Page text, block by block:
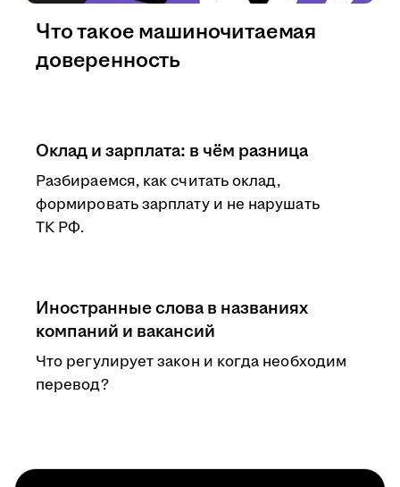
Оклад и зарплата: в чём разница
Разбираемся, как считать оклад,
формировать зарплату и не нарушать
ТК РФ.
Иностранные слова в названиях
компаний и вакансий
Что регулирует закон и когда необходим
перевод?
Что такое машиночитаемая
доверенность